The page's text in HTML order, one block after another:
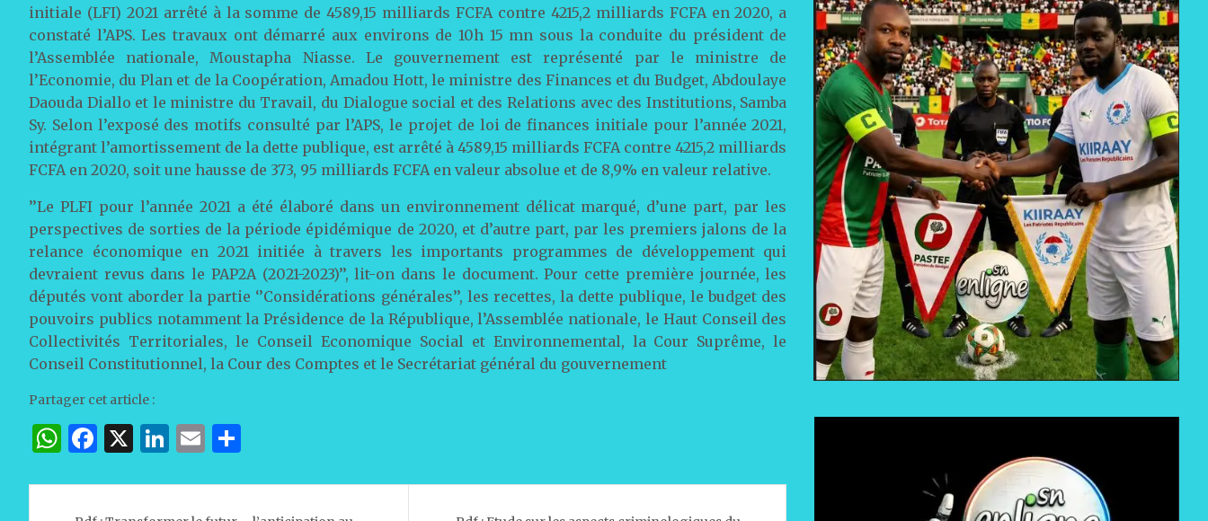
initiale (LFI) 2021 arrêté à la somme de 4589,15 milliards FCFA contre 4215,2 milliards FCFA en 2020, a
constaté l’APS. Les travaux ont démarré aux environs de 10h 15 mn sous la conduite du président de
l’Assemblée nationale, Moustapha Niasse. Le gouvernement est représenté par le ministre de
l’Economie, du Plan et de la Coopération, Amadou Hott, le ministre des Finances et du Budget, Abdoulaye
Daouda Diallo et le ministre du Travail, du Dialogue social et des Relations avec des Institutions, Samba
Sy. Selon l’exposé des motifs consulté par l’APS, le projet de loi de finances initiale pour l’année 2021,
intégrant l’amortissement de la dette publique, est arrêté à 4589,15 milliards FCFA contre 4215,2 milliards
FCFA en 2020, soit une hausse de 373, 95 milliards FCFA en valeur absolue et de 8,9% en valeur relative.
’’Le PLFI pour l’année 2021 a été élaboré dans un environnement délicat marqué, d’une part, par les
perspectives de sorties de la période épidémique de 2020, et d’autre part, par les premiers jalons de la
relance économique en 2021 initiée à travers les importants programmes de développement qui
devraient revus dans le PAP2A (2021-2023)’’, lit-on dans le document. Pour cette première journée, les
députés vont aborder la partie ‘’Considérations générales’’, les recettes, la dette publique, le budget des
pouvoirs publics notamment la Présidence de la République, l’Assemblée nationale, le Haut Conseil des
Collectivités Territoriales, le Conseil Economique Social et Environnemental, la Cour Suprême, le
Conseil Constitutionnel, la Cour des Comptes et le Secrétariat général du gouvernement
Partager cet article :
W
at
F
c
X
Li
k
E
ai ta